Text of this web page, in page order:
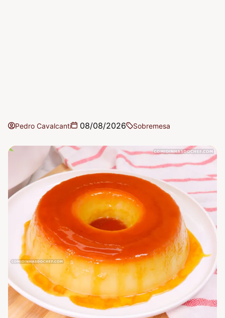
Pedro Cavalcanti 08/08/2026 Sobremesa